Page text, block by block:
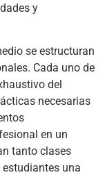
y
se estructuran
Cada uno de
del
necesarias
en un
tanto clases
una